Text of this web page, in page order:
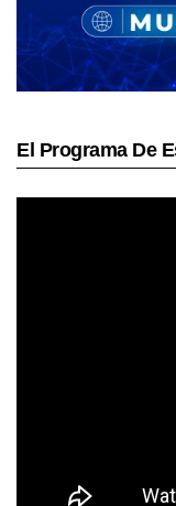
El Programa De